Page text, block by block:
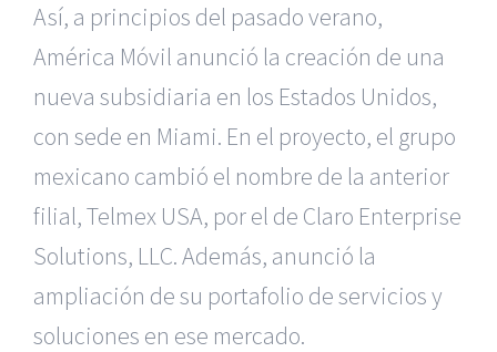
Así, a principios del pasado verano,
América Móvil anunció la creación de una
nueva subsidiaria en los Estados Unidos,
con sede en Miami. En el proyecto, el grupo
mexicano cambió el nombre de la anterior
filial, Telmex USA, por el de Claro Enterprise
Solutions, LLC. Además, anunció la
ampliación de su portafolio de servicios y
soluciones en ese mercado.